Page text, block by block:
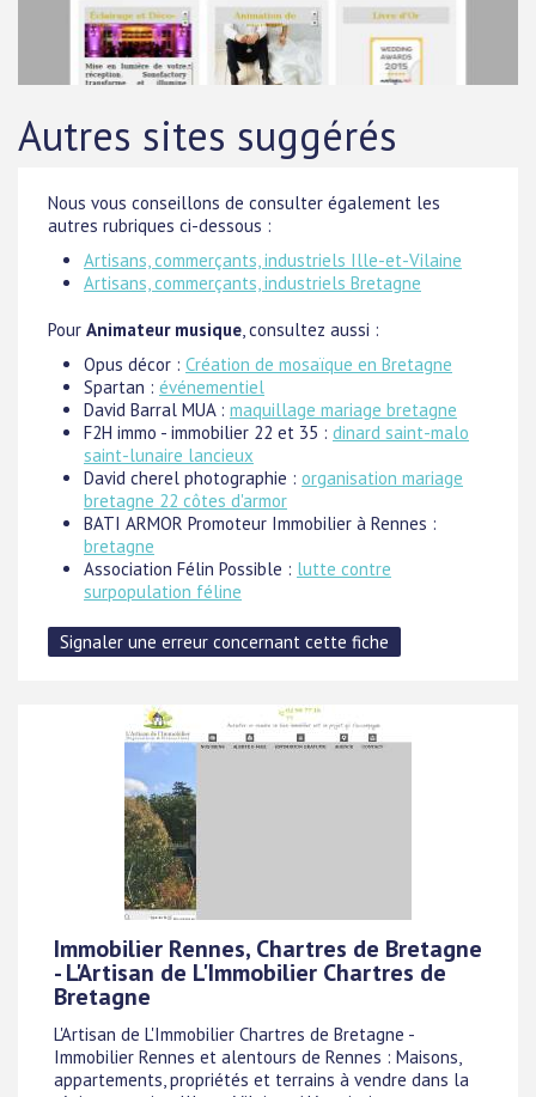
Autres sites suggérés
Nous vous conseillons de consulter également les
autres rubriques ci-dessous :
Artisans, commerçants, industriels Ille-et-Vilaine
Artisans, commerçants, industriels Bretagne
Pour Animateur musique, consultez aussi :
Opus décor : Création de mosaïque en Bretagne
Spartan : événementiel
David Barral MUA : maquillage mariage bretagne
F2H immo - immobilier 22 et 35 : dinard saint-malo
saint-lunaire lancieux
David cherel photographie : organisation mariage
bretagne 22 côtes d'armor
BATI ARMOR Promoteur Immobilier à Rennes :
bretagne
Association Félin Possible : lutte contre
surpopulation féline
Immobilier Rennes, Chartres de Bretagne
- L'Artisan de L'Immobilier Chartres de
Bretagne
L'Artisan de L'Immobilier Chartres de Bretagne -
Immobilier Rennes et alentours de Rennes : Maisons,
appartements, propriétés et terrains à vendre dans la